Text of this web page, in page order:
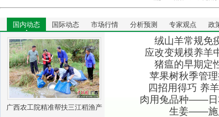
国内动态 国际动态 市场行情 分析预测 专家观点 政
广西农工院精准帮扶三江稻渔产
绒山羊常规免
应改变规模养羊
猪瘟的早期定
苹果树秋季管
四招用得巧 养
肉用兔品种――日
生姜――施